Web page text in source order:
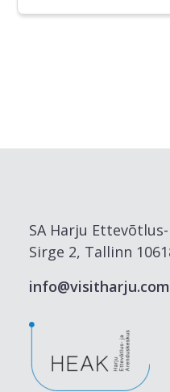
SA Harju
Sirge 2, Tallinn
info@visitharju.com